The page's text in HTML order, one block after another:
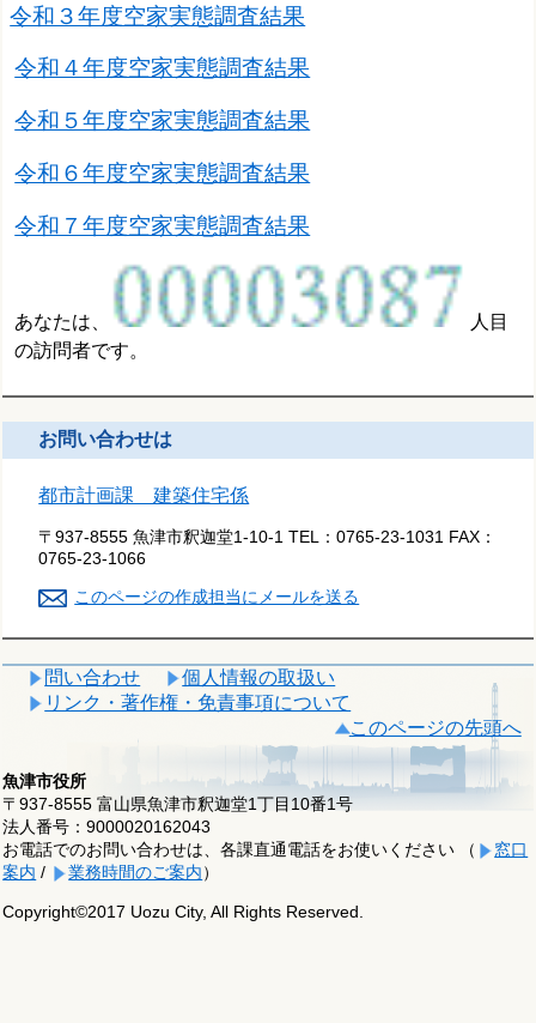
令和３年度空家実態調査結果
令和４年度空家実態調査結果
令和５年度空家実態調査結果
令和６年度空家実態調査結果
令和７年度空家実態調査結果
あなたは、
人目
の訪問者です。
お問い合わせは
都市計画課 建築住宅係
〒937-8555 魚津市釈迦堂1-10-1 TEL：0765-23-1031 FAX：
0765-23-1066
このページの作成担当にメールを送る
問い合わせ
個人情報の取扱い
リンク・著作権・免責事項について
このページの先頭へ
魚津市役所
〒937-8555 富山県魚津市釈迦堂1丁目10番1号
法人番号：9000020162043
お電話でのお問い合わせは、各課直通電話をお使いください （
窓口
案内 / 業務時間のご案内）
Copyright©2017 Uozu City, All Rights Reserved.